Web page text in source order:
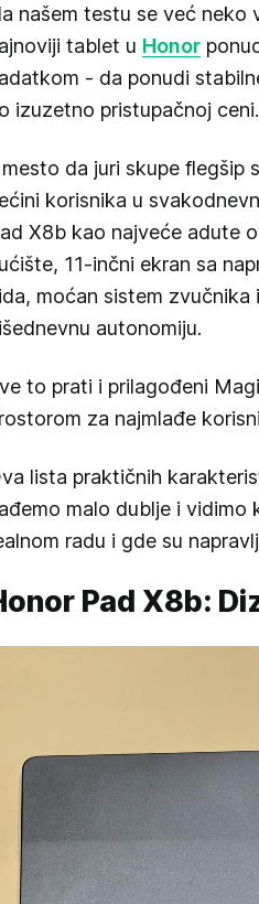
našem testu se već neko
tablet u Honor
- da ponudi
izuzetno pristupačnoj ceni.
da juri skupe flegšip
korisnika u
X8b kao najveće adute
11-inčni ekran sa
moćan sistem
autonomiju.
to prati i prilagođeni
za najmlađe
lista praktičnih
malo dublje i vidimo
radu i gde su
Pad X8b: